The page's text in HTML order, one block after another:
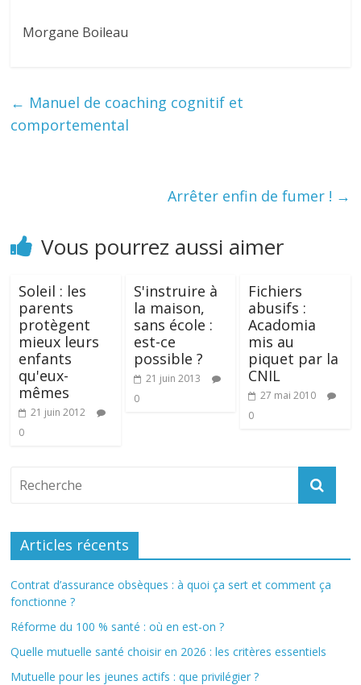
Morgane Boileau
← Manuel de coaching cognitif et
comportemental
Arrêter enfin de fumer ! →
Vous pourrez aussi aimer
Soleil : les
parents
protègent
mieux leurs
enfants
qu'eux-
mêmes
21 juin 2012
0
S'instruire à
la maison,
sans école :
est-ce
possible ?
21 juin 2013
0
Fichiers
abusifs :
Acadomia
mis au
piquet par la
CNIL
27 mai 2010
0
Articles récents
Contrat d’assurance obsèques : à quoi ça sert et comment ça
fonctionne ?
Réforme du 100 % santé : où en est-on ?
Quelle mutuelle santé choisir en 2026 : les critères essentiels
Mutuelle pour les jeunes actifs : que privilégier ?